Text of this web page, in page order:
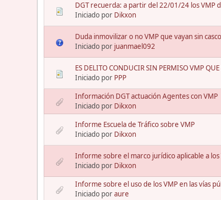
DGT recuerda: a partir del 22/01/24 los VMP
Iniciado por Dikxon
Duda inmovilizar o no VMP que vayan sin
Iniciado por juanmael092
ES DELITO CONDUCIR SIN PERMISO VMP
Iniciado por PPP
Información DGT actuación Agentes con VMP
Iniciado por Dikxon
Informe Escuela de Tráfico sobre VMP
Iniciado por Dikxon
Informe sobre el marco jurídico aplicable a
Iniciado por Dikxon
Informe sobre el uso de los VMP en las vías
Iniciado poraure